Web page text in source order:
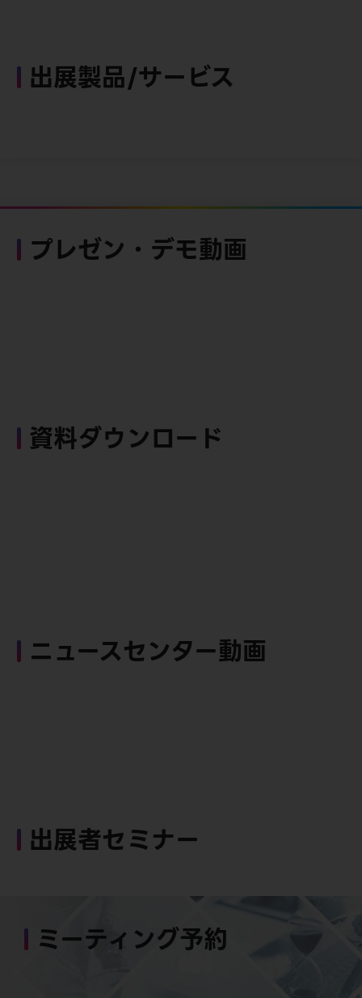
出展製品/サービス
プレゼン・デモ動画
資料ダウンロード
ニュースセンター動画
出展者セミナー
ミーティング予約